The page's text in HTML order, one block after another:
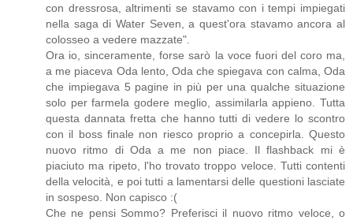
con dressrosa, altrimenti se stavamo con i tempi impiegati
nella saga di Water Seven, a quest'ora stavamo ancora al
colosseo a vedere mazzate".
Ora io, sinceramente, forse sarò la voce fuori del coro ma,
a me piaceva Oda lento, Oda che spiegava con calma, Oda
che impiegava 5 pagine in più per una qualche situazione
solo per farmela godere meglio, assimilarla appieno. Tutta
questa dannata fretta che hanno tutti di vedere lo scontro
con il boss finale non riesco proprio a concepirla. Questo
nuovo ritmo di Oda a me non piace. Il flashback mi è
piaciuto ma ripeto, l'ho trovato troppo veloce. Tutti contenti
della velocità, e poi tutti a lamentarsi delle questioni lasciate
in sospeso. Non capisco :(
Che ne pensi Sommo? Preferisci il nuovo ritmo veloce, o